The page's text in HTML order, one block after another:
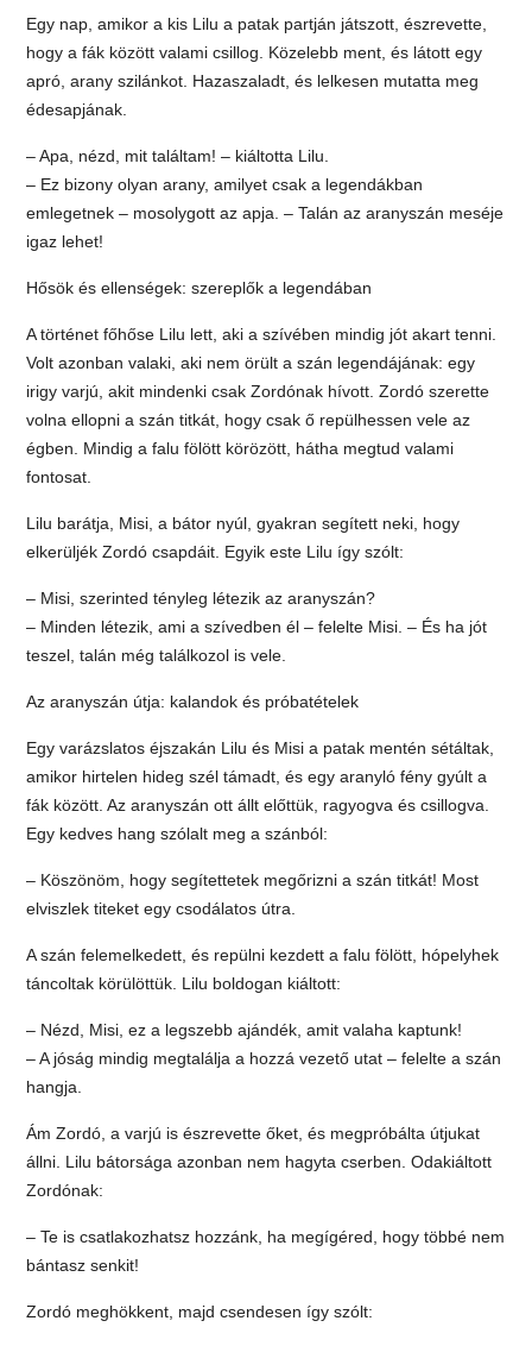
Egy nap, amikor a kis Lilu a patak partján játszott, észrevette,
hogy a fák között valami csillog. Közelebb ment, és látott egy
apró, arany szilánkot. Hazaszaladt, és lelkesen mutatta meg
édesapjának.
– Apa, nézd, mit találtam! – kiáltotta Lilu.
– Ez bizony olyan arany, amilyet csak a legendákban
emlegetnek – mosolygott az apja. – Talán az aranyszán meséje
igaz lehet!
Hősök és ellenségek: szereplők a legendában
A történet főhőse Lilu lett, aki a szívében mindig jót akart tenni.
Volt azonban valaki, aki nem örült a szán legendájának: egy
irigy varjú, akit mindenki csak Zordónak hívott. Zordó szerette
volna ellopni a szán titkát, hogy csak ő repülhessen vele az
égben. Mindig a falu fölött körözött, hátha megtud valami
fontosat.
Lilu barátja, Misi, a bátor nyúl, gyakran segített neki, hogy
elkerüljék Zordó csapdáit. Egyik este Lilu így szólt:
– Misi, szerinted tényleg létezik az aranyszán?
– Minden létezik, ami a szívedben él – felelte Misi. – És ha jót
teszel, talán még találkozol is vele.
Az aranyszán útja: kalandok és próbatételek
Egy varázslatos éjszakán Lilu és Misi a patak mentén sétáltak,
amikor hirtelen hideg szél támadt, és egy aranyló fény gyúlt a
fák között. Az aranyszán ott állt előttük, ragyogva és csillogva.
Egy kedves hang szólalt meg a szánból:
– Köszönöm, hogy segítettetek megőrizni a szán titkát! Most
elviszlek titeket egy csodálatos útra.
A szán felemelkedett, és repülni kezdett a falu fölött, hópelyhek
táncoltak körülöttük. Lilu boldogan kiáltott:
– Nézd, Misi, ez a legszebb ajándék, amit valaha kaptunk!
– A jóság mindig megtalálja a hozzá vezető utat – felelte a szán
hangja.
Ám Zordó, a varjú is észrevette őket, és megpróbálta útjukat
állni. Lilu bátorsága azonban nem hagyta cserben. Odakiáltott
Zordónak:
– Te is csatlakozhatsz hozzánk, ha megígéred, hogy többé nem
bántasz senkit!
Zordó meghökkent, majd csendesen így szólt: